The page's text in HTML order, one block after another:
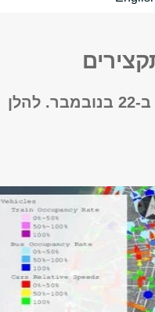
סמינר המלגאים של "מרכז העיר" יתקיים ב-22 בנובמבר. להלן